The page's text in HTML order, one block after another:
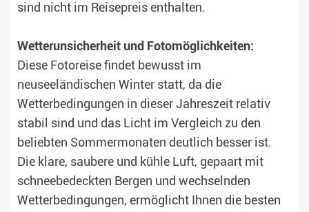
sind nicht im Reisepreis enthalten.
Wetterunsicherheit und Fotomöglichkeiten:
Diese Fotoreise findet bewusst im
neuseeländischen Winter statt, da die
Wetterbedingungen in dieser Jahreszeit relativ
stabil sind und das Licht im Vergleich zu den
beliebten Sommermonaten deutlich besser ist.
Die klare, saubere und kühle Luft, gepaart mit
schneebedeckten Bergen und wechselnden
Wetterbedingungen, ermöglicht Ihnen die besten